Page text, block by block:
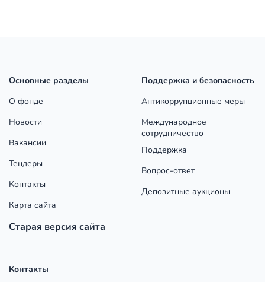
Основные разделы
О фонде
Новости
Вакансии
Тендеры
Контакты
Карта сайта
Старая версия сайта
Поддержка и безопасность
Антикоррупционные меры
Международное
сотрудничество
Поддержка
Вопрос-ответ
Депозитные аукционы
Контакты